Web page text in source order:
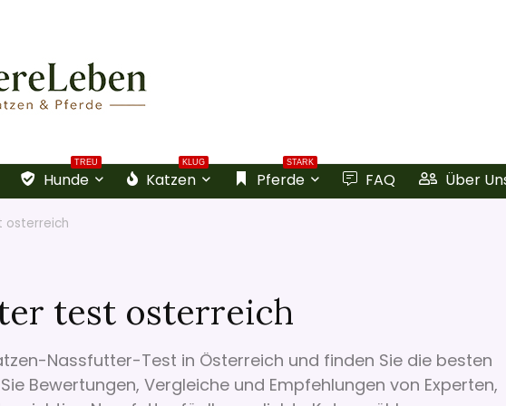
TREU
Hunde
KLUG
Katzen
STARK
Pferde FAQ Über
osterreich
test osterreich
Nassfutter-Test in Österreich und finden Sie die besten
Bewertungen, Vergleiche und Empfehlungen von Experten,